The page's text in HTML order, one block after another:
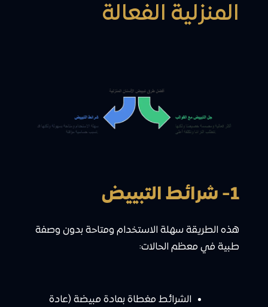
المنزلية الفعالة
1- شرائط التبييض
هذه الطريقة سهلة الاستخدام ومتاحة بدون وصفة
طبية في معظم الحالات:
الشرائط مغطاة بمادة مبيضة (عادة